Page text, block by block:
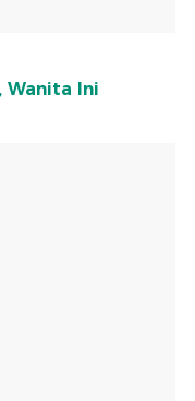
Wanita Ini